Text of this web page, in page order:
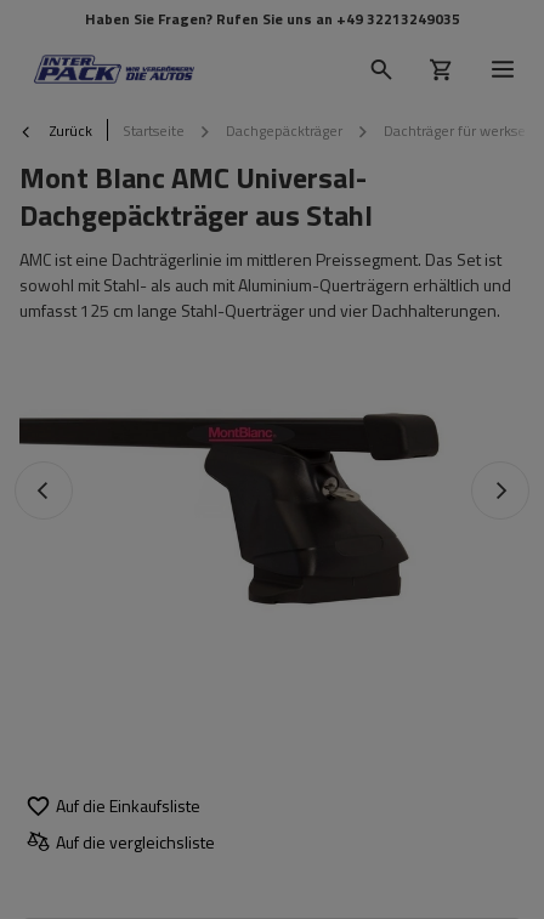
Haben Sie Fragen? Rufen Sie uns an +49 32213249035
Zurück Startseite Dachgepäckträger Dachträger für
Mont Blanc AMC Universal-
Dachgepäckträger aus Stahl
AMC ist eine Dachträgerlinie im mittleren Preissegment. Das Set ist
sowohl mit Stahl- als auch mit Aluminium-Querträgern erhältlich und
umfasst 125 cm lange Stahl-Querträger und vier Dachhalterungen.
Auf die Einkaufsliste
Auf die vergleichsliste